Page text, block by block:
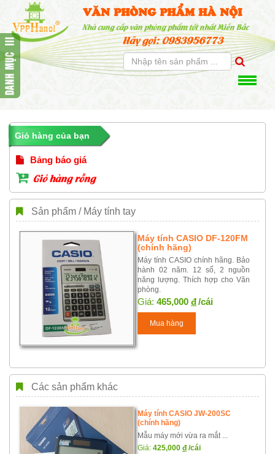
VĂN PHÒNG PHẨM HÀ NỘI
Nhà cung cấp văn phòng phẩm tốt nhất Miền Bắc
Hãy gọi: 0983956773
Giỏ hàng của bạn
Bảng báo giá
Giỏ hàng rỗng
Sản phẩm / Máy tính tay
Máy tính CASIO DF-120FM
(chính hãng)
Máy tính CASIO chính hãng. Bảo
hành 02 năm. 12 số, 2 nguồn
năng lượng. Thích hợp cho Văn
phòng.
Giá: 465,000 đ/cái
Mua hàng
Các sản phẩm khác
Máy tính CASIO JW-200SC
(chính hãng)
Mẫu máy mới vừa ra mắt ...
Giá: 425,000 đ /cái